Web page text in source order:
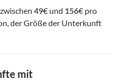
49€ und 156€ pro
der Größe der Unterkunft
mit